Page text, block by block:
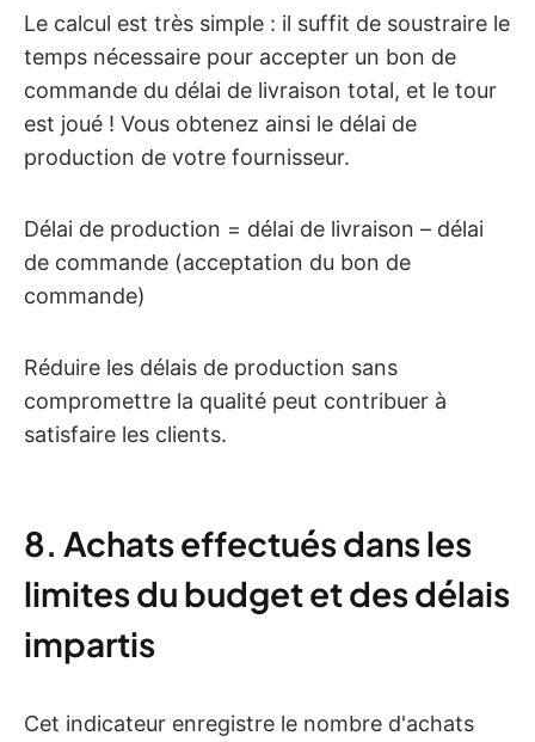
Le calcul est très simple : il suffit de soustraire le
temps nécessaire pour accepter un bon de
commande du délai de livraison total, et le tour
est joué ! Vous obtenez ainsi le délai de
production de votre fournisseur.
Délai de production = délai de livraison – délai
de commande (acceptation du bon de
commande)
Réduire les délais de production sans
compromettre la qualité peut contribuer à
satisfaire les clients.
8. Achats effectués dans les
limites du budget et des délais
impartis
Cet indicateur enregistre le nombre d'achats